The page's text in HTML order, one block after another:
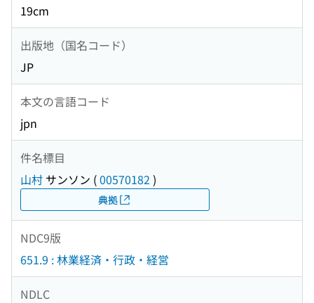
19cm
出版地（国名コード）
JP
本文の言語コード
jpn
件名標目
山村 サンソン (00570182 )
典拠
NDC9版
651.9 : 林業経済・行政・経営
NDLC